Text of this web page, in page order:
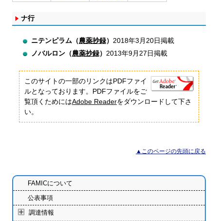
ナ行
ニテンピラム（農薬抄録） 2018年3月20日掲載
ノバルロン（農薬抄録） 2013年9月27日掲載
このサイトの一部のリンクはPDFファイ
ルとなっております。PDFファイルをご
覧頂くためにはAdobe Readerをダウンロードして下さ
い。
▲このページの先頭に戻る
FAMICについて
公表事項
調達情報